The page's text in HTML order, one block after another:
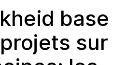
base
sur